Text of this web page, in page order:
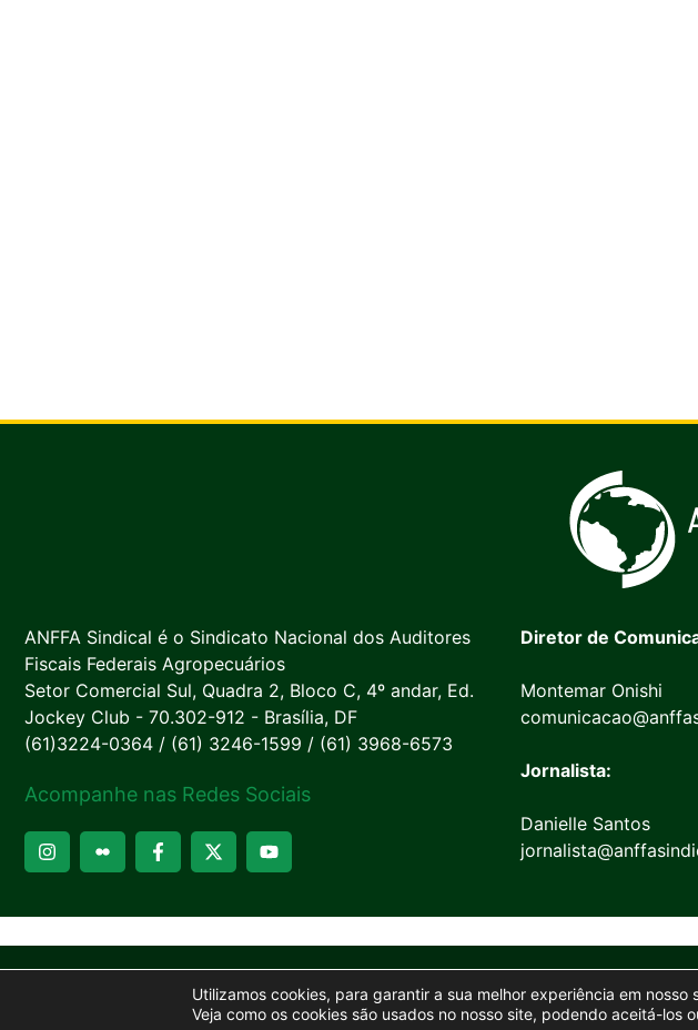
ANFFA Sindical é o Sindicato Nacional dos Auditores
Fiscais Federais Agropecuários
Setor Comercial Sul, Quadra 2, Bloco C, 4º andar, Ed.
Jockey Club - 70.302-912 - Brasília, DF
(61)3224-0364 / (61) 3246-1599 / (61) 3968-6573
Acompanhe nas Redes Sociais
Diretor de
Montemar Onishi
Jornalista:
Danielle Santos
Site
Utilizamos cookies, para garantir a sua melhor experiência em nosso
Veja como os cookies são usados no nosso site, podendo aceitá-los